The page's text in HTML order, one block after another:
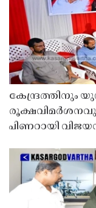
കേന്ദ്രത്തിനും
പിണറായി